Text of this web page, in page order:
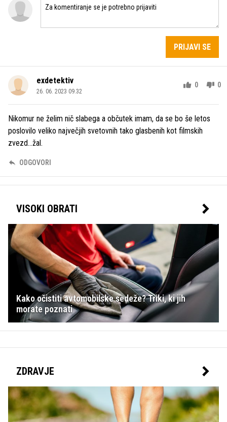
PRIJAVI SE
exdetektiv
26. 06. 2023 09.32
0 0
Nikomur ne želim nič slabega a občutek imam, da se bo še letos
poslovilo veliko največjih svetovnih tako glasbenih kot filmskih
zvezd...žal.
ODGOVORI
VISOKI OBRATI
Kako očistiti avtomobilske sedeže? Triki, ki jih
morate poznati
ZDRAVJE